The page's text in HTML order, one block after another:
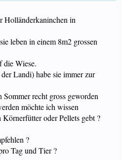
Holländerkaninchen in
leben in einem 8m2 grossen
die Wiese.
Landi) habe sie immer zur
recht gross geworden
möchte ich wissen
oder Pellets gebt ?
?
Tag und Tier ?